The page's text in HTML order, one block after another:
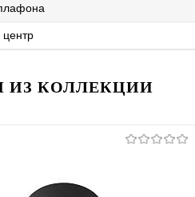
ИЗ КОЛЛЕКЦИИ